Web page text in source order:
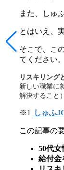
また、しゅ
とはいえ、
そこで、こ
てください。
リスキリング
新しい職業に
解決すること
※1 しゅふ
この記事の
50代
給付金